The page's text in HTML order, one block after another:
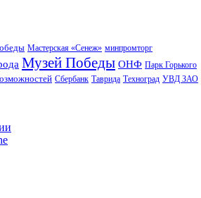
Мастерская «Сенеж» минпромторг
Музей Победы ОНФ Парк Горького
Сбербанк Таврида Техноград УВД ЗАО